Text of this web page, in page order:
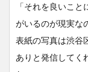
「それを良いこ
がいるのが現実な
表紙の写真は渋谷
ありと発信してく